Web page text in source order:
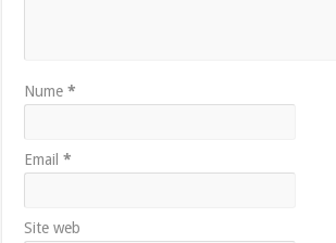
Nume*
Email*
Site web